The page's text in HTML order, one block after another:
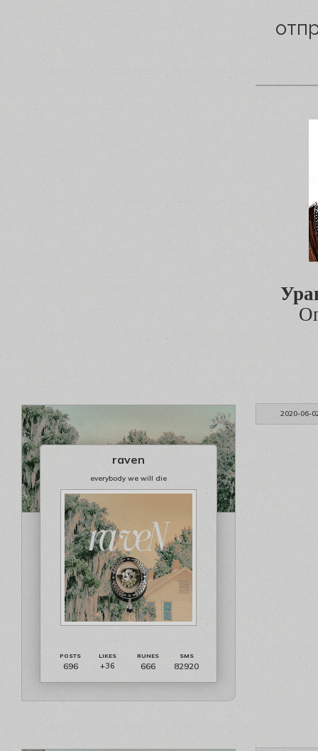
2020-06-
raven
everybody we will die
696 +36 666 82920